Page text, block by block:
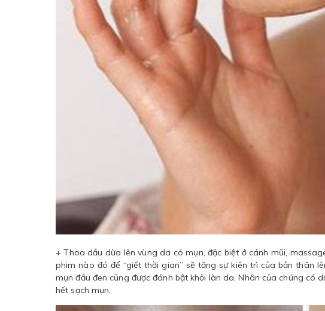
+ Thoa dầu dừa lên vùng da có mụn, đặc biệt ở cánh mũi,
phim nào đó để “giết thời gian” sẽ tăng sự kiên trì của bản thân
mụn đầu đen cũng được đánh bật khỏi làn da. Nhân của chúng
hết sạch mụn.